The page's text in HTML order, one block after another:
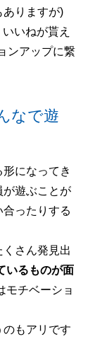
ありますが)
いねが貰え
ンアップに繋
なで遊
になってき
が遊ぶことが
ったりする
さん発見出
いるものが面
モチベーショ
もアリです